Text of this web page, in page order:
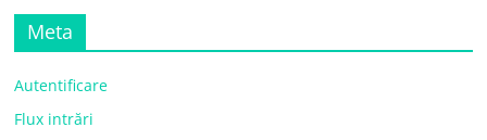
Meta
Autentificare
Flux intrări